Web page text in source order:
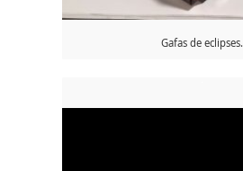
Gafas de eclipses.